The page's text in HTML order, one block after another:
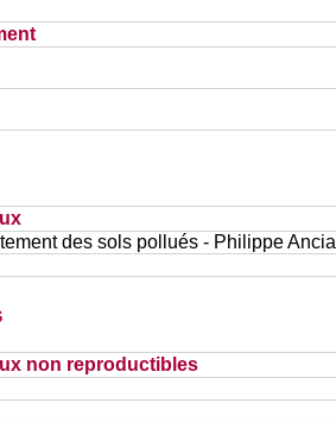
des sols pollués - Philippe Ancia
non reproductibles